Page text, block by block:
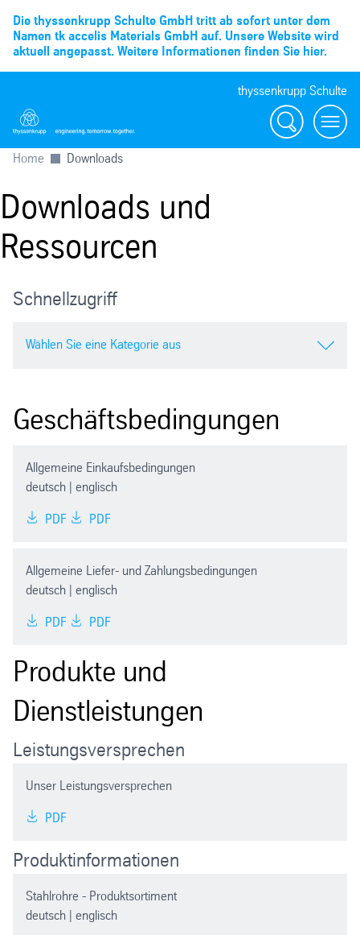
Die thyssenkrupp Schulte GmbH tritt ab sofort unter dem
Namen tk accelis Materials GmbH auf. Unsere Website wird
aktuell angepasst. Weitere Informationen finden Sie hier.
thyssenkrupp Schulte
Suche
Menü
Home Downloads
Downloads und
Ressourcen
Schnellzugriff
Wählen Sie eine Kategorie aus
Zertifikate
Leistungserklärungen
Geschäftsbedingungen
Allgemeine Einkaufsbedingungen
deutsch | englisch
PDF PDF
Allgemeine Liefer- und Zahlungsbedingungen
deutsch | englisch
PDF PDF
Produkte und
Dienstleistungen
Leistungsversprechen
Unser Leistungsversprechen
PDF
Produktinformationen
Stahlrohre - Produktsortiment
deutsch | englisch